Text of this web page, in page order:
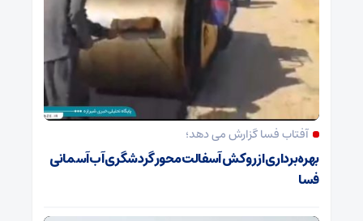
آفتاب فسا گزارش می دهد؛
بهره‌برداری از روکش آسفالت محور گردشگری آب‌آسمانی
فسا